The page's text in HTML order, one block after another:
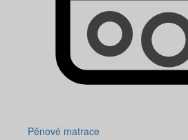
Pěnové matrace